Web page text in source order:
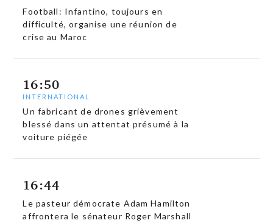
Football: Infantino, toujours en
difficulté, organise une réunion de
crise au Maroc
16:50
INTERNATIONAL
Un fabricant de drones grièvement
blessé dans un attentat présumé à la
voiture piégée
16:44
Le pasteur démocrate Adam Hamilton
affrontera le sénateur Roger Marshall